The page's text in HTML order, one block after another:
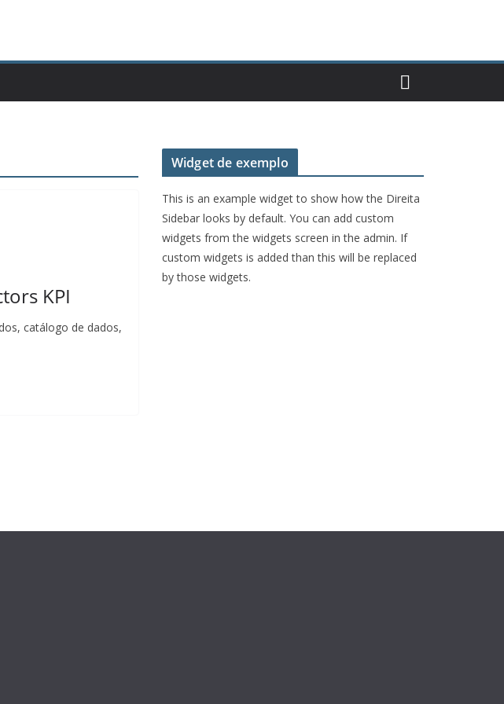
KPI
catálogo de dados,
Widget de exemplo
This is an example widget to show how the Direita
Sidebar looks by default. You can add custom
widgets from the widgets screen in the admin. If
custom widgets is added than this will be replaced
by those widgets.